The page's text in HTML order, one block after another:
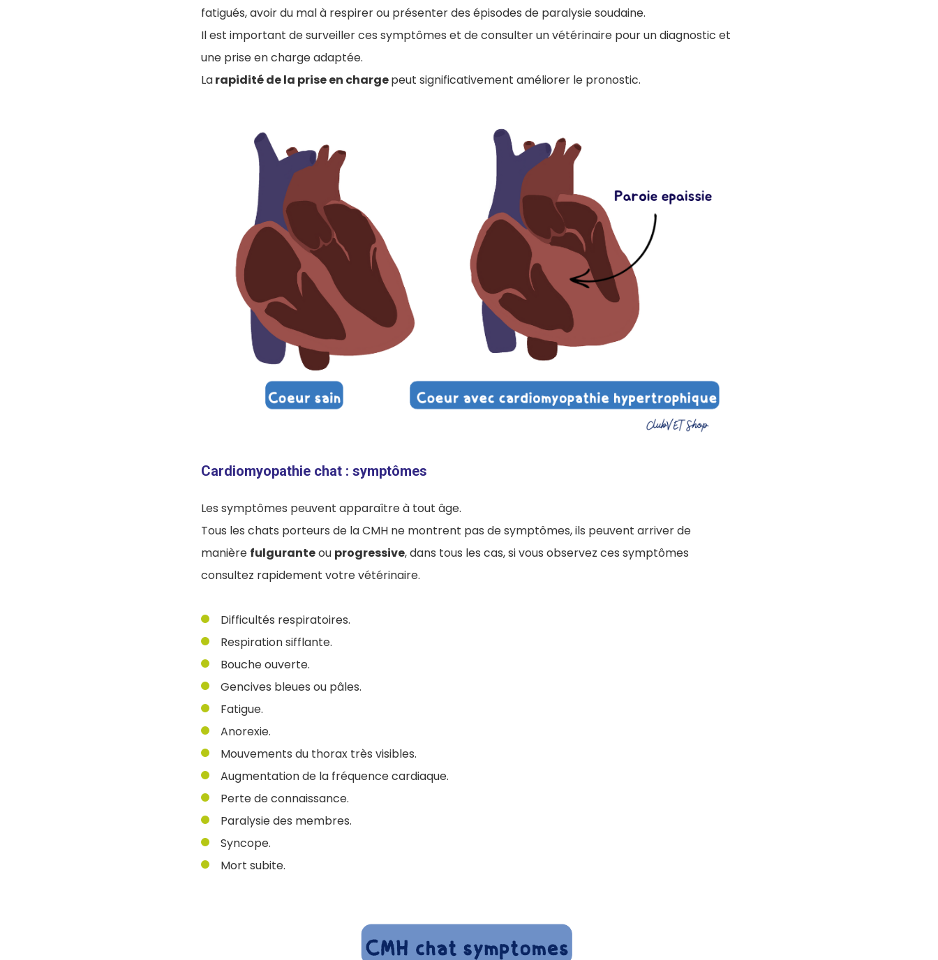
fatigués, avoir du mal à respirer ou présenter des épisodes de paralysie soudaine.
Il est important de surveiller ces symptômes et de consulter un vétérinaire pour un diagnostic et
une prise en charge adaptée.
Larapidité de la prise en chargepeut significativement améliorer le pronostic.
Cardiomyopathie chat : symptômes
Les symptômes peuvent apparaître à tout âge.
Tous les chats porteurs de la CMH ne montrent pas de symptômes, ils peuvent arriver de
manière fulguranteou progressive, dans tous les cas, si vous observez ces symptômes
consultez rapidement votre vétérinaire.
Difficultés respiratoires.
Respiration sifflante.
Bouche ouverte.
Gencives bleues ou pâles.
Fatigue.
Anorexie.
Mouvements du thorax très visibles.
Augmentation de la fréquence cardiaque.
Perte de connaissance.
Paralysie des membres.
Syncope.
Mort subite.